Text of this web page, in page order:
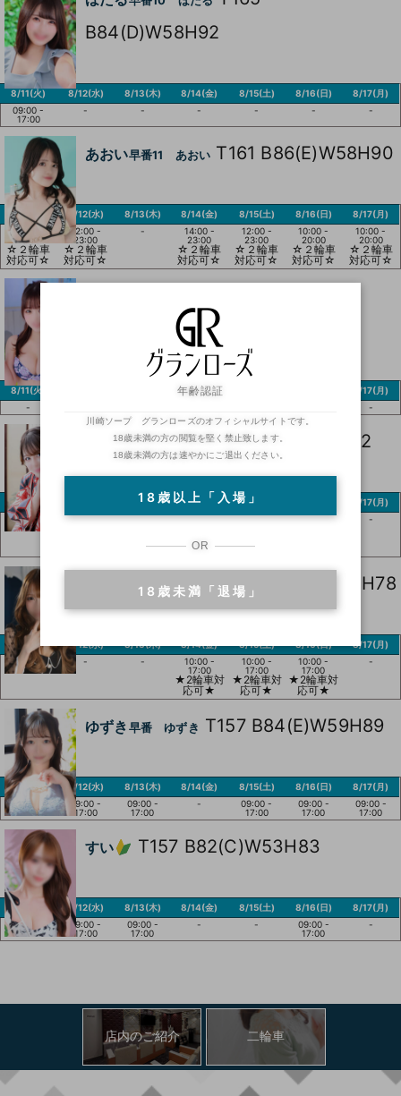
B84(D)W58H92
8/11(火)
09:00 -
17:00
8/12(水)
-
8/13(木)
-
8/14(金)
-
8/15(土)
-
8/16(日)
-
8/17(月)
-
あおい早番11 あおい T161 B86(E)W58H90
8/11(火)
12:00 -
23:00
☆２輪車
対応可☆
8/12(水)
12:00 -
23:00
☆２輪車
対応可☆
8/13(木)
-
8/14(金)
14:00 -
23:00
☆２輪車
対応可☆
8/15(土)
12:00 -
23:00
☆２輪車
対応可☆
8/16(日)
10:00 -
20:00
☆２輪車
対応可☆
8/17(月)
10:00 -
20:00
☆２輪車
対応可☆
B84(E)W58H90
8/11(火)
-
8/14(金)
8/17(月)
-
あゆ早番13 あゆT153 B88(E)W59H92
8/11(火)
09:00 -
15:00
10:00 -
8/13(木)
09:00 -
8/14(金)
09:00 -
対応可☆
8/15(土)
09:00 -
対応可☆
-
8/17(月)
-
早番17 ひかるT149 B81(D)W55H78
8/11(火)
-
8/12(水)
-
8/13(木)
-
8/14(金)
10:00 -
17:00
★2輪車対
応可★
8/15(土)
10:00 -
17:00
★2輪車対
応可★
8/16(日)
10:00 -
17:00
★2輪車対
応可★
8/17(月)
-
ゆずき 早番 ゆずき T157 B84(E)W59H89
8/11(火)
-
8/12(水)
09:00 -
17:00
8/13(木)
09:00 -
17:00
8/14(金)
-
8/15(土)
09:00 -
17:00
8/16(日)
09:00 -
17:00
8/17(月)
09:00 -
17:00
すい T157 B82(C)W53H83
8/11(火)
8/12(水)
09:00 -
17:00
8/13(木)
09:00 -
17:00
8/14(金)
-
8/15(土)
-
8/16(日)
09:00 -
17:00
8/17(月)
-
店内のご紹介 二輪車
年齢認証
川崎ソープ グランローズのオフィシャルサイトです。
18歳未満の方の閲覧を堅く禁止致します。
18歳未満の方は速やかにご退出ください。
18歳以上「入場」
OR
18歳未満「退場」